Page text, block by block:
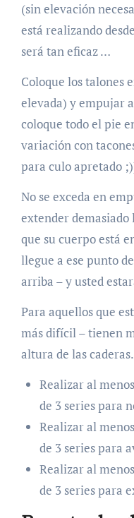
(sin elevación
está realizando
será tan eficaz …
Coloque los talones
elevada) y empujar
coloque todo el pie
variación con
para culo apretado
No se exceda en
extender demasiado
que su cuerpo está
llegue a ese punto
arriba – y usted
Para aquellos que
más difícil – tienen
altura de las caderas.
Realizar al
de 3 series para
Realizar al
de 3 series para
Realizar al
de 3 series para